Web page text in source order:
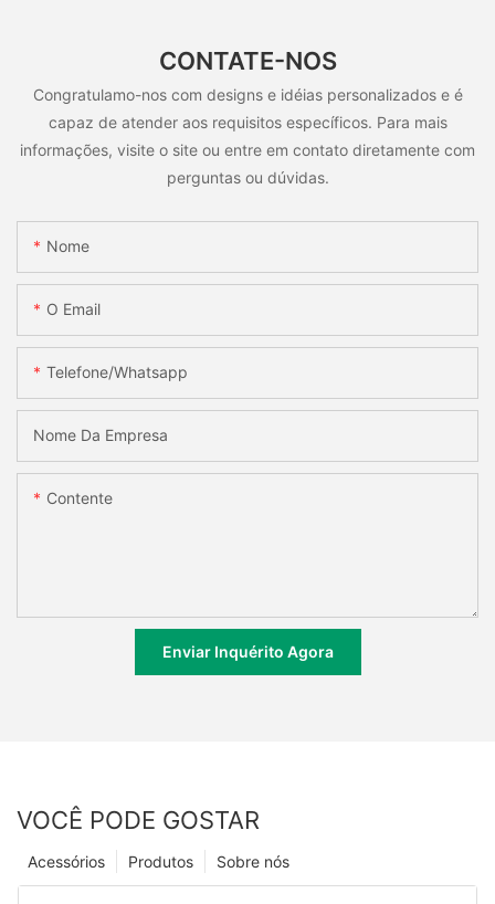
CONTATE-NOS
Congratulamo-nos com designs e idéias personalizados e é
capaz de atender aos requisitos específicos. Para mais
informações, visite o site ou entre em contato diretamente com
perguntas ou dúvidas.
Nome
O Email
Telefone/whatsapp
Nome Da Empresa
Contente
Enviar Inquérito Agora
VOCÊ PODE GOSTAR
Sobre nós
Produtos
Acessórios